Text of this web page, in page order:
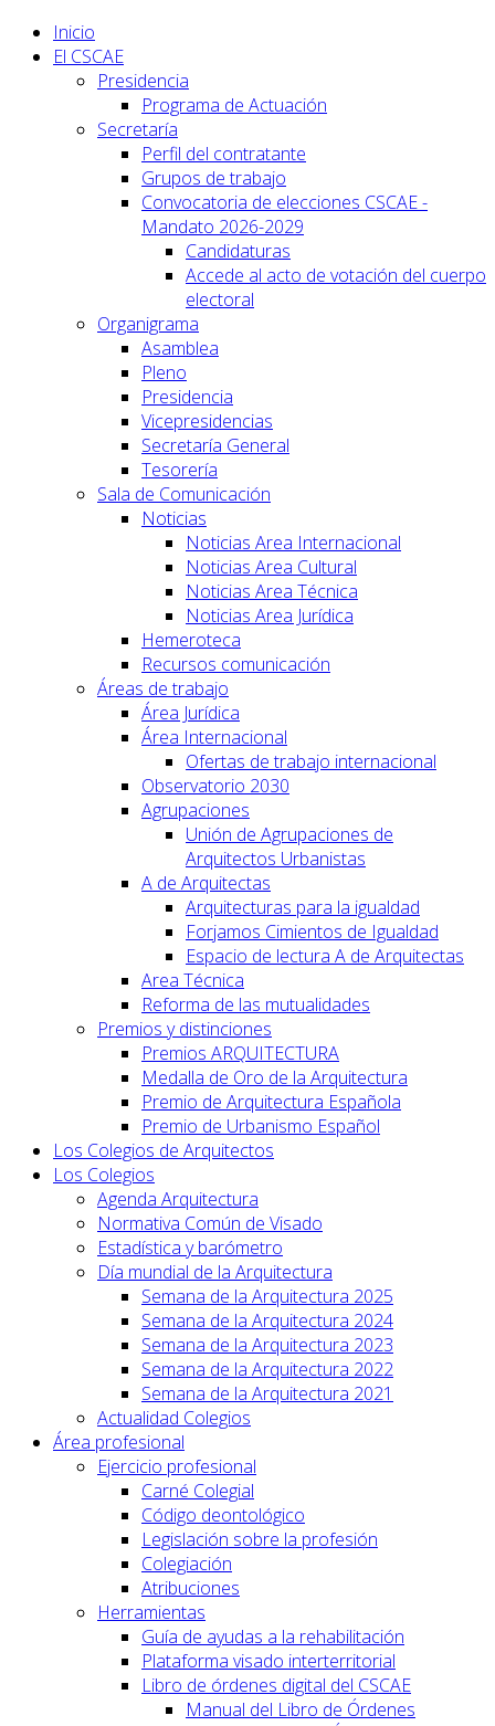
Inicio
El CSCAE
Presidencia
Programa de Actuación
Secretaría
Perfil del contratante
Grupos de trabajo
Convocatoria de elecciones CSCAE -
Mandato 2026-2029
Candidaturas
Accede al acto de votación del cuerpo
electoral
Organigrama
Asamblea
Pleno
Presidencia
Vicepresidencias
Secretaría General
Tesorería
Sala de Comunicación
Noticias
Noticias Area Internacional
Noticias Area Cultural
Noticias Area Técnica
Noticias Area Jurídica
Hemeroteca
Recursos comunicación
Áreas de trabajo
Área Jurídica
Área Internacional
Ofertas de trabajo internacional
Observatorio 2030
Agrupaciones
Unión de Agrupaciones de
Arquitectos Urbanistas
A de Arquitectas
Arquitecturas para la igualdad
Forjamos Cimientos de Igualdad
Espacio de lectura A de Arquitectas
Area Técnica
Reforma de las mutualidades
Premios y distinciones
Premios ARQUITECTURA
Medalla de Oro de la Arquitectura
Premio de Arquitectura Española
Premio de Urbanismo Español
Los Colegios de Arquitectos
Los Colegios
Agenda Arquitectura
Normativa Común de Visado
Estadística y barómetro
Día mundial de la Arquitectura
Semana de la Arquitectura 2025
Semana de la Arquitectura 2024
Semana de la Arquitectura 2023
Semana de la Arquitectura 2022
Semana de la Arquitectura 2021
Actualidad Colegios
Área profesional
Ejercicio profesional
Carné Colegial
Código deontológico
Legislación sobre la profesión
Colegiación
Atribuciones
Herramientas
Guía de ayudas a la rehabilitación
Plataforma visado interterritorial
Libro de órdenes digital del CSCAE
Manual del Libro de Órdenes